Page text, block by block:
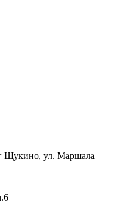
Щукино, ул. Маршала